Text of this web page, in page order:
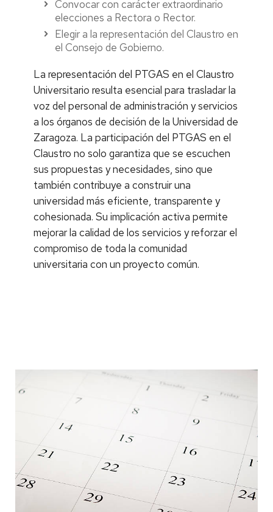
Convocar con carácter extraordinario
elecciones a Rectora o Rector.
Elegir a la representación del Claustro en
el Consejo de Gobierno.
La representación del PTGAS en el Claustro
Universitario resulta esencial para trasladar la
voz del personal de administración y servicios
a los órganos de decisión de la Universidad de
Zaragoza. La participación del PTGAS en el
Claustro no solo garantiza que se escuchen
sus propuestas y necesidades, sino que
también contribuye a construir una
universidad más eficiente, transparente y
cohesionada. Su implicación activa permite
mejorar la calidad de los servicios y reforzar el
compromiso de toda la comunidad
universitaria con un proyecto común.